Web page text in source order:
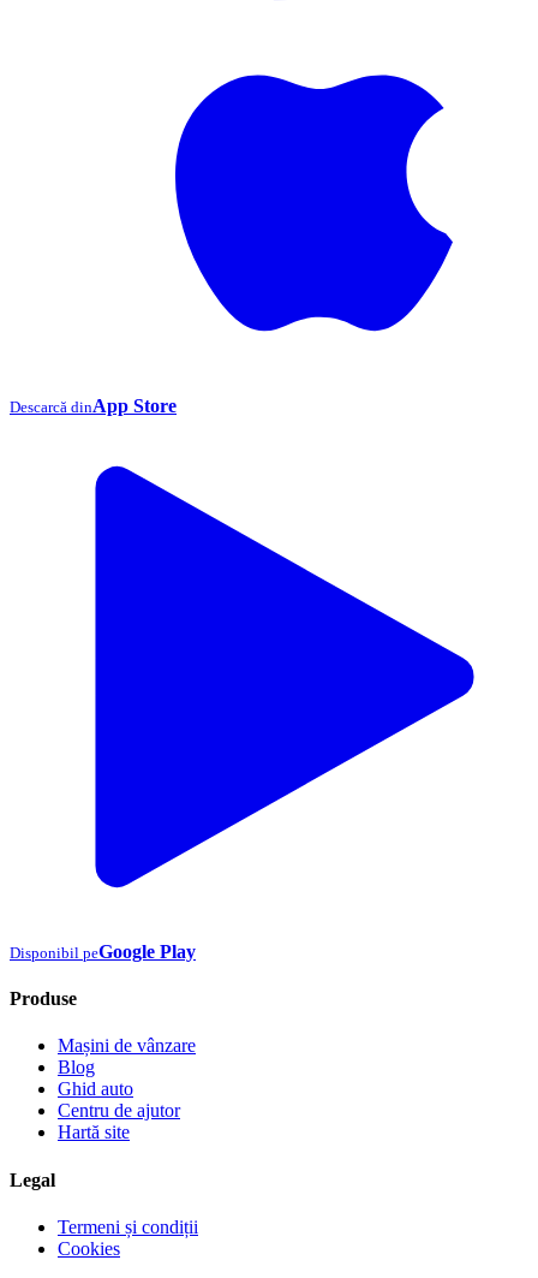
Descarcă dinApp Store
Disponibil peGoogle Play
Produse
Mașini de vânzare
Blog
Ghid auto
Centru de ajutor
Hartă site
Legal
Termeni și condiții
Cookies